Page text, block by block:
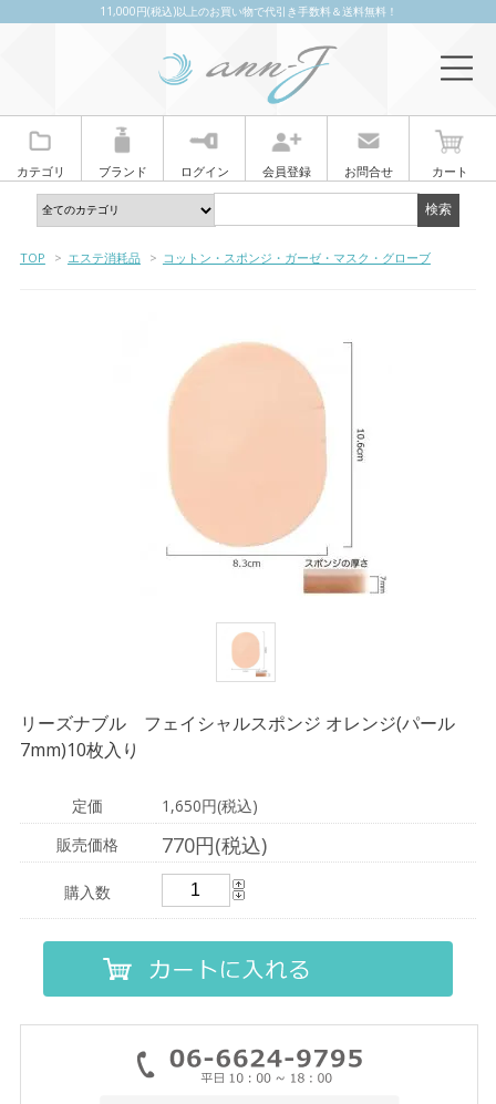
11,000円(税込)以上のお買い物で代引き手数料＆送料無料！
カテゴリ ブランド ログイン 会員登録 お問合せ カート
TOP > エステ消耗品 > コットン・スポンジ・ガーゼ・マスク・グローブ
リーズナブル フェイシャルスポンジ オレンジ(パール
7mm)10枚入り
定価
1,650円(税込)
販売価格
770円(税込)
購入数